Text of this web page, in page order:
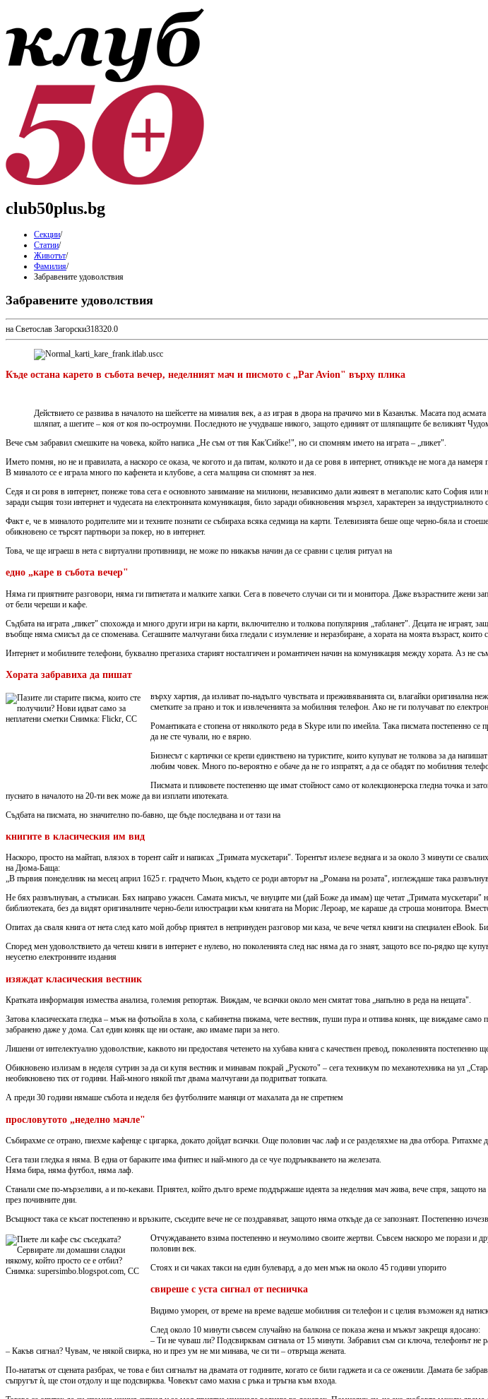
club50plus.bg
Секции/
Статии/
Животът/
Фамилия/
Забравените удоволствия
Забравените удоволствия
на Светослав Загорски318320.0
Къде остана карето в събота вечер, неделният мач и писмото с „Par Avion" върху плика
Действието се развива в началото на шейсетте на миналия век, а аз играя в двора на прачичо ми в Казанлък. Масата под
шляпат, а шегите – коя от коя по-остроумни. Последното не учудваше никого, защото единият от шляпащите бе великият
Вече съм забравил смешките на човека, който написа „Не съм от тия Как'Сийке!", но си спомням името на играта – „пикет".
Името помня, но не и правилата, а наскоро се оказа, че когото и да питам, колкото и да се ровя в интернет, отникъде не мога да
В миналото се е играла много по кафенета и клубове, а сега малцина си спомнят за нея.
Седя и си ровя в интернет, понеже това сега е основното занимание на милиони, независимо дали живеят в мегаполис като София
заради същия този интернет и чудесата на електронната комуникация, било заради обикновения мързел, характерен за
Факт е, че в миналото родителите ми и техните познати се събираха всяка седмица на карти. Телевизията беше още черно-бяла и
обикновено се търсят партньори за покер, но в интернет.
Това, че ще играеш в нета с виртуални противници, не може по никакъв начин да се сравни с целия ритуал на
едно „каре в събота вечер"
Няма ги приятните разговори, няма ги питиетата и малките хапки. Сега в повечето случаи си ти и монитора. Даже възрастните жени
от бели череши и кафе.
Съдбата на играта „пикет" спохожда и много други игри на карти, включително и толкова популярния „табланет". Децата не играят,
въобще няма смисъл да се споменава. Сегашните малчугани биха гледали с изумление и неразбиране, а хората на моята възраст,
Интернет и мобилните телефони, буквално прегазиха старият носталгичен и романтичен начин на комуникация между хората. Аз не
Хората забравиха да пишат
върху хартия, да изливат по-надълго чувствата и преживяванията си, влагайки оригинална
сметките за прано и ток и извлеченията за мобилния телефон. Ако не ги получават по
Романтиката е стопена от няколкото реда в Skype или по имейла. Така писмата постепенно
да не сте чували, но е вярно.
Бизнесът с картички се крепи единствено на туристите, които купуват не толкова за да
любим човек. Много по-вероятно е обаче да не го изпратят, а да се обадят по мобилния
Писмата и пликовете постепенно ще имат стойност само от колекционерска гледна точка и
пуснато в началото на 20-ти век може да ви изплати ипотеката.
Съдбата на писмата, но значително по-бавно, ще бъде последвана и от тази на
книгите в класическия им вид
Наскоро, просто на майтап, влязох в торент сайт и написах „Тримата мускетари". Торентът излезе веднага и за около 3 минути се
на Дюма-Баща:
„В първия понеделник на месец април 1625 г. градчето Мьон, където се роди авторът на „Романа на розата", изглеждаше така
Не бях развълнуван, а стъписан. Бях направо ужасен. Самата мисъл, че внуците ми (дай Боже да имам) ще четат „Тримата мускетари"
библиотеката, без да видят оригиналните черно-бели илюстрации към книгата на Морис Лероар, ме караше да строша монитора.
Опитах да сваля книга от нета след като мой добър приятел в непринуден разговор ми каза, че вече четял книги на специален eBook.
Според мен удоволствието да четеш книги в интернет е нулево, но поколенията след нас няма да го знаят, защото все по-рядко ще
неусетно електронните издания
изяждат класическия вестник
Кратката информация измества анализа, големия репортаж. Виждам, че всички около мен смятат това „напълно в реда на нещата".
Затова класическата гледка – мъж на фотьойла в хола, с кабинетна пижама, чете вестник, пуши пура и отпива коняк, ще виждаме
забранено даже у дома. Сал един коняк ще ни остане, ако имаме пари за него.
Лишени от интелектуално удоволствие, каквото ни предоставя четенето на хубава книга с качествен превод, поколенията постепенно
Обикновено излизам в неделя сутрин за да си купя вестник и минавам покрай „Руското" – сега техникум по механотехника на ул
необикновено тих от години. Най-много някой път двама малчугани да подритват топката.
А преди 30 години нямаше събота и неделя без футболните маняци от махалата да не спретнем
прословутото „неделно мачле"
Събирахме се отрано, пиехме кафенце с цигарка, докато дойдат всички. Още половин час лаф и се разделяхме на два отбора. Ритахме
Сега тази гледка я няма. В една от бараките има фитнес и най-много да се чуе подрънкването на железата.
Няма бира, няма футбол, няма лаф.
Станали сме по-мързеливи, а и по-кекави. Приятел, който дълго време поддържаше идеята за неделния мач жива, вече спря, защото
през почивните дни.
Всъщност така се късат постепенно и връзките, съседите вече не се поздравяват, защото няма откъде да се запознаят. Постепенно
Отчуждаването взима постепенно и неумолимо своите жертви. Съвсем наскоро ме порази и
половин век.
Стоях и си чаках такси на един булевард, а до мен мъж на около 45 години упорито
свиреше с уста сигнал от песничка
Видимо уморен, от време на време вадеше мобилния си телефон и с целия възможен яд
След около 10 минути съвсем случайно на балкона се показа жена и мъжът закрещя ядосано:
– Ти не чуваш ли? Подсвирквам сигнала от 15 минути. Забравил съм си ключа, телефонът не
– Какъв сигнал? Чувам, че някой свирка, но и през ум не ми минава, че си ти – отвръща жената.
По-нататък от сцената разбрах, че това е бил сигналът на двамата от годините, когато се били гаджета и са се оженили. Дамата бе
съпругът ѝ, ще стои отдолу и ще подсвирква. Човекът само махна с ръка и тръгна към входа.